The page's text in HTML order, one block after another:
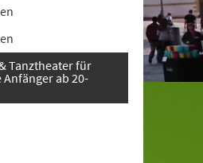
Tanztheater für
Anfänger ab 20-